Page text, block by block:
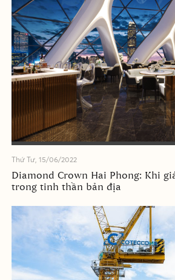
Thứ Tư, 15/06/2022
Diamond Crown Hai Phong: Khi
trong tinh thần bản địa